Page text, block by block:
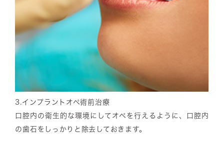
3.インプラントオペ術前治療
口腔内の衛生的な環境にしてオペを行えるように、口腔内
の歯石をしっかりと除去しておきます。